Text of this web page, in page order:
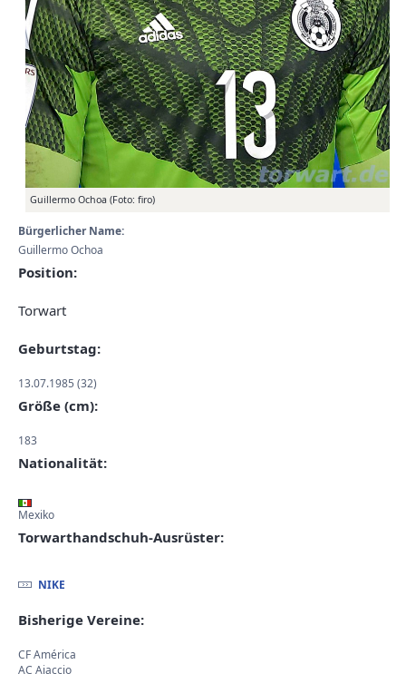
Guillermo Ochoa (Foto: firo)
Bürgerlicher Name:
Guillermo Ochoa
Position:
Torwart
Geburtstag:
13.07.1985 (32)
Größe (cm):
183
Nationalität:
Mexiko
Torwarthandschuh-Ausrüster:
NIKE
Bisherige Vereine:
CF América
AC Ajaccio